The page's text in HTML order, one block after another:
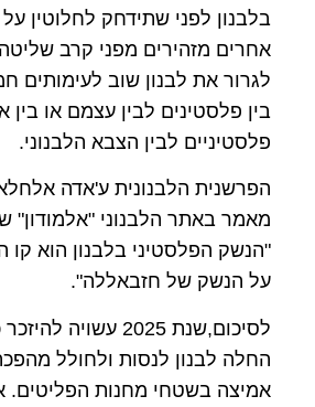
בלבנון לפני שתידחק לחלוטין
אחרים מזהירים מפני קרב
לגרור את לבנון שוב לעימותים
בין פלסטינים לבין עצמם או בין
פלסטיניים לבין הצבא הלבנוני.
הפרשנית הלבנונית ע'אדה
מאמר באתר הלבנוני "אלמודון"
"הנשק הפלסטיני בלבנון הוא קו
על הנשק של חזבאללה".
לסיכום,שנת 2025
החלה לבנון לנסות ולחולל
אמיצה בשטחי מחנות הפליטים.